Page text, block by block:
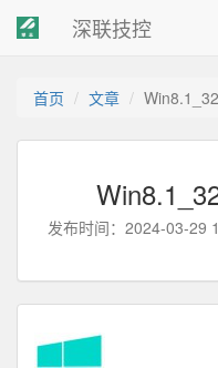
深联技控
首页 文章
发布时间：2024-03-29